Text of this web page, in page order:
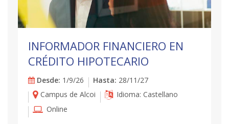
INFORMADOR FINANCIERO EN
CRÉDITO HIPOTECARIO
Desde: 1/9/26 Hasta: 28/11/27
Campus de Alcoi
Idioma: Castellano
Online